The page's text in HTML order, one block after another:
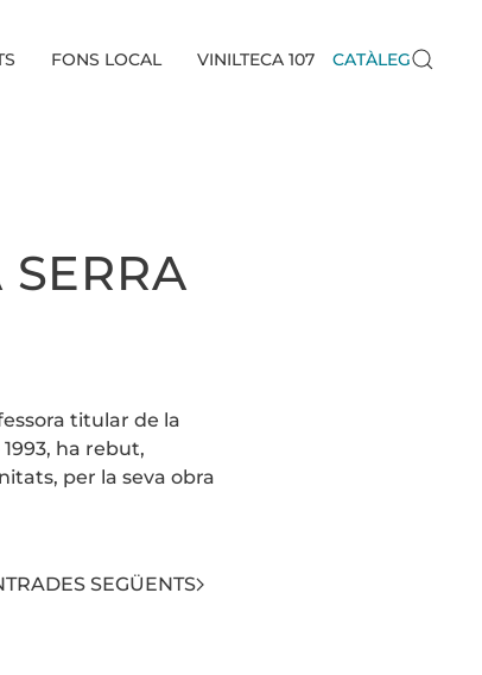
FONS LOCAL VINILTECA 107 CATÀLEG
titular de la
ha rebut,
per la seva obra
SEGÜENTS